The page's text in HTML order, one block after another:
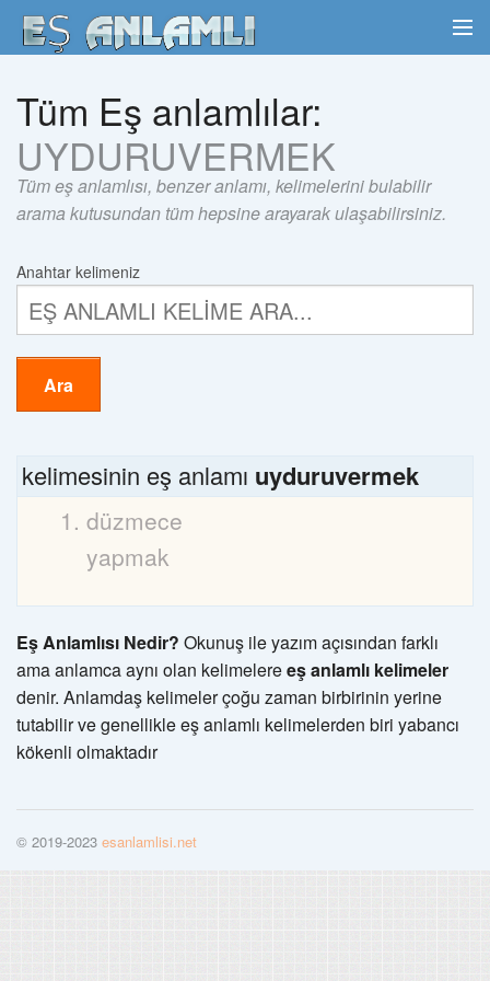
Tüm Eş anlamlılar:
UYDURUVERMEK
Tüm eş anlamlısı, benzer anlamı, kelimelerini bulabilir
arama kutusundan tüm hepsine arayarak ulaşabilirsiniz.
Anahtar kelimeniz
Ara
kelimesinin eş anlamı uyduruvermek
düzmece
yapmak
Eş Anlamlısı Nedir? Okunuş ile yazım açısından farklı
ama anlamca aynı olan kelimelereeş anlamlı kelimeler
denir. Anlamdaş kelimeler çoğu zaman birbirinin yerine
tutabilir ve genellikle eş anlamlı kelimelerden biri yabancı
kökenli olmaktadır
© 2019-2023 esanlamlisi.net